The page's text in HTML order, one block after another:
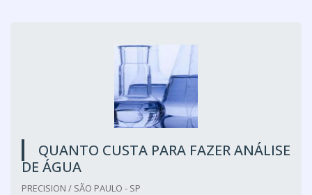
QUANTO CUSTA PARA FAZER ANÁLISE
DE ÁGUA
PRECISION / SÃO PAULO - SP